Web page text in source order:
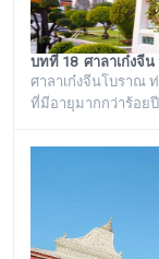
บทที่ 18 ศาลาเก๋งจี
ศาลาเก๋งจีนโบราณ
ที่มีอายุมากกว่าร้อย
๖ หลัง เรียงรายอยู่
เจ้าพระยา ซึ่งเก๋ง
เช่น ศาลาเก๋งจีนหน้